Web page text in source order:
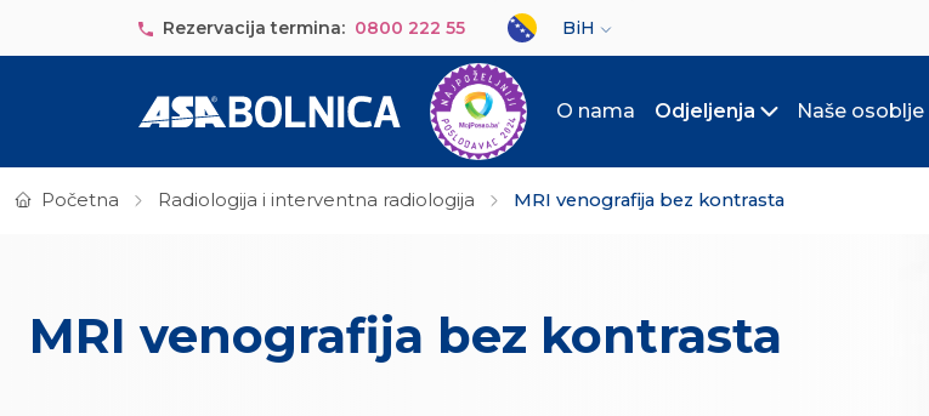
Rezervacija termina: 0800 222 55
Select your language
BiH
O nama Odjeljenja
Toggle submenu
Naše osoblje
Početna Radiologija i interventna radiologija MRI venografija bez kontrasta
MRI venografija bez kontrasta